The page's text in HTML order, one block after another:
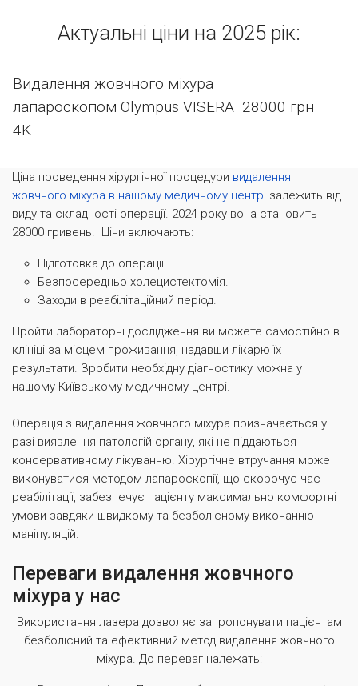
Актуальні ціни на 2025 рік:
Видалення жовчного міхура
лапароскопом Olympus VISERA
4K
28000 грн
Ціна проведення хірургічної процедури видалення
жовчного міхура в нашому медичному центрі залежить від
виду та складності операції. 2024 року вона становить
28000 гривень. Ціни включають:
Підготовка до операції.
Безпосередньо холецистектомія.
Заходи в реабілітаційний період.
Пройти лабораторні дослідження ви можете самостійно в
клініці за місцем проживання, надавши лікарю їх
результати. Зробити необхідну діагностику можна у
нашому Київському медичному центрі.
Операція з видалення жовчного міхура призначається у
разі виявлення патологій органу, які не піддаються
консервативному лікуванню. Хірургічне втручання може
виконуватися методом лапароскопії, що скорочує час
реабілітації, забезпечує пацієнту максимально комфортні
умови завдяки швидкому та безболісному виконанню
маніпуляцій.
Переваги видалення жовчного
міхура у нас
Використання лазера дозволяє запропонувати пацієнтам
безболісний та ефективний метод видалення жовчного
міхура. До переваг належать: